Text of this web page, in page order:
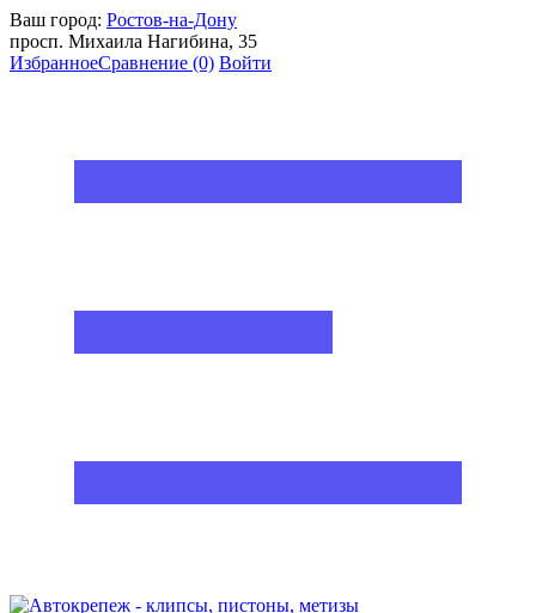
Ваш город: Ростов-на-Дону
просп. Михаила Нагибина, 35
ИзбранноеСравнение (0) Войти